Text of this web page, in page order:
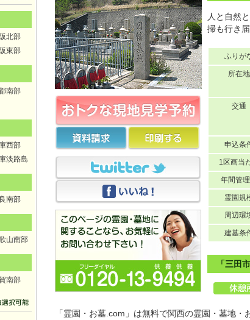
人と自然
掃も行き
ふりが
所在地
交通
申込条
1区画当
年間管
霊園規
周辺環
建墓条
「三田
「霊園・お墓.com」は無料で関西の霊園・墓地
北部
東部
南部
西部
淡路島
南部
山南部
南部